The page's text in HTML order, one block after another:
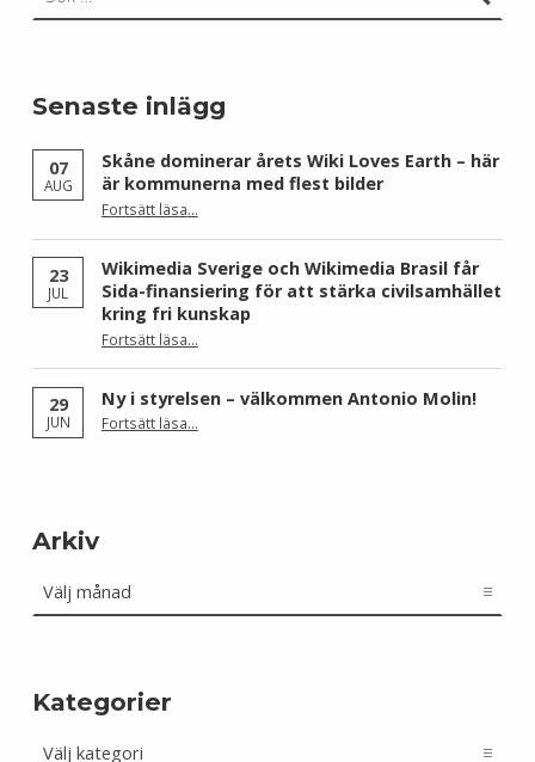
Senaste inlägg
07
AUG
Skåne dominerar årets Wiki Loves Earth – här
är kommunerna med flest bilder
Fortsätt läsa“Skåne dominerar årets Wiki Loves Earth – här är kommunerna med flest bilder”
…
23
JUL
Wikimedia Sverige och Wikimedia Brasil får
Sida-finansiering för att stärka civilsamhället
kring fri kunskap
Fortsätt läsa“Wikimedia Sverige och Wikimedia Brasil får Sida-finansiering för att stärka civilsamhället kring fri kunskap”
…
29
JUN
Ny i styrelsen – välkommen Antonio Molin!
Fortsätt läsa“Ny i styrelsen – välkommen Antonio Molin!”
…
Arkiv
Kategorier